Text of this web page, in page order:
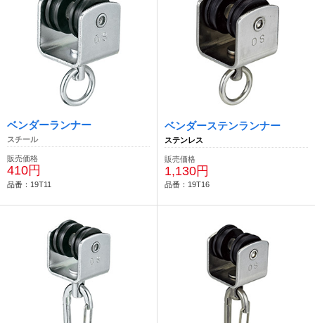
ベンダーランナー
スチール
販売価格
410円
品番：19T11
ベンダーステンランナー
ステンレス
販売価格
1,130円
品番：19T16